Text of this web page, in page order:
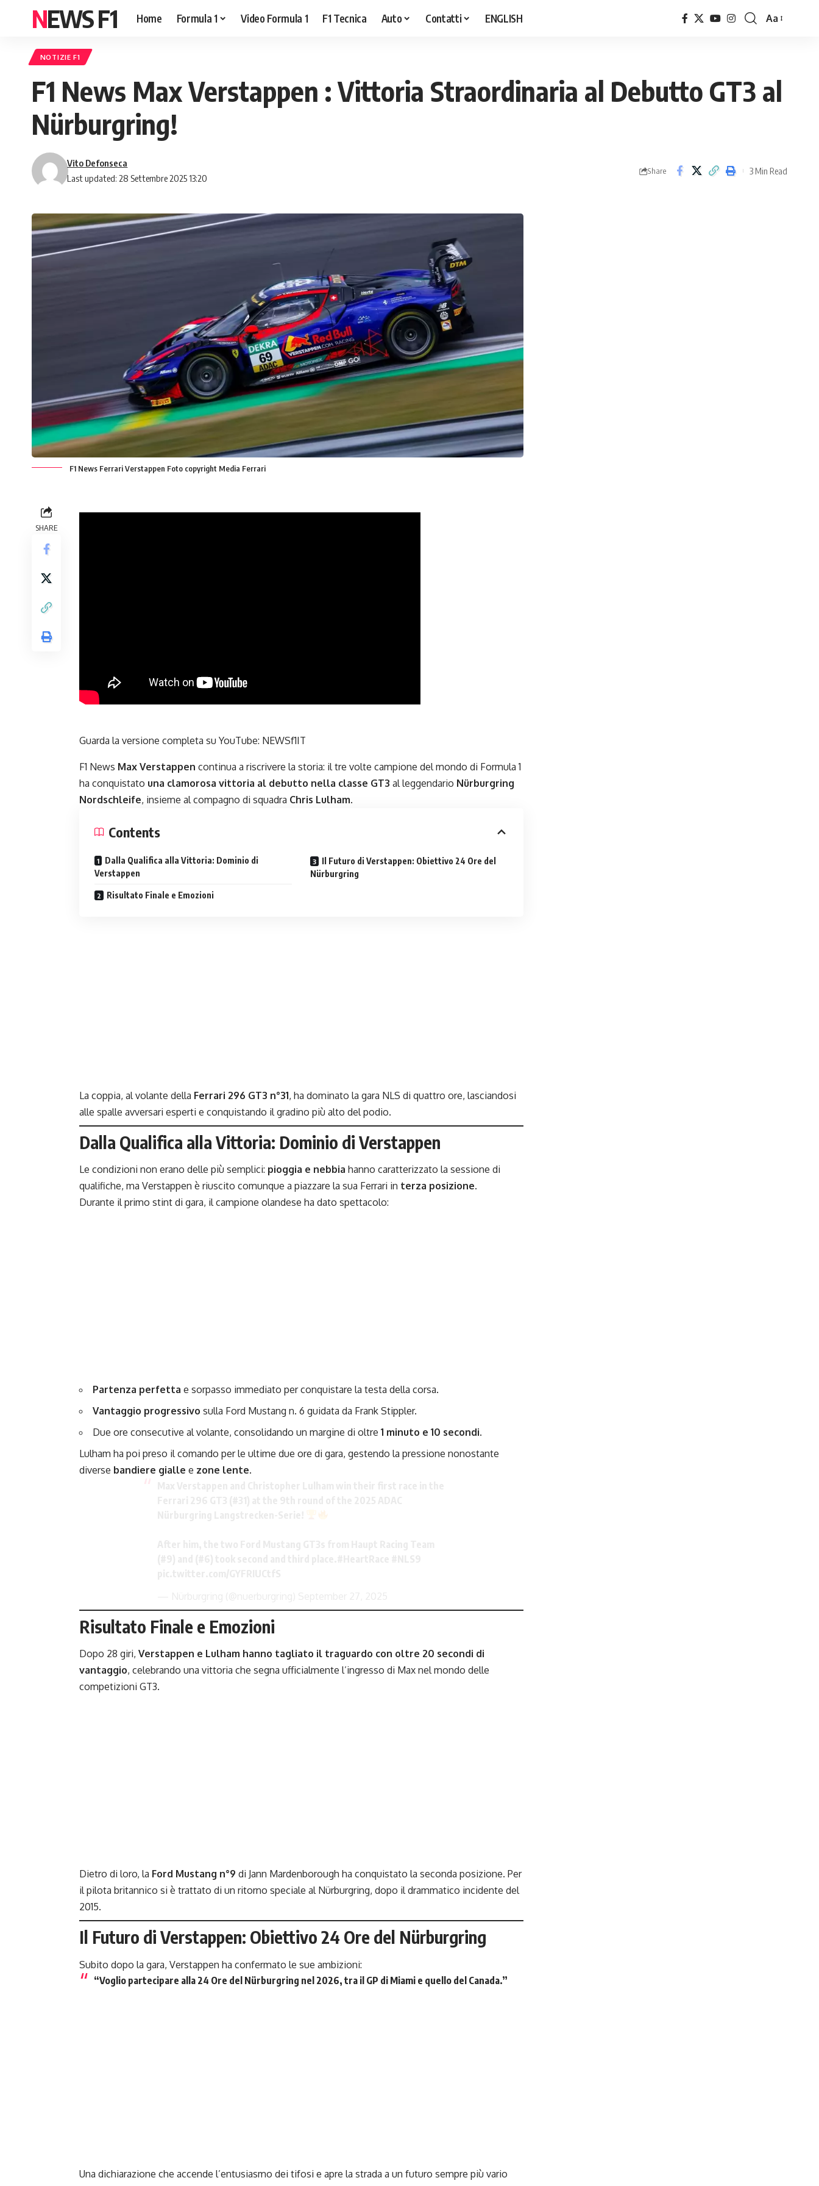
NEWS F1 Home Formula 1 Video Formula 1 F1 Tecnica Auto Contatti ENGLISH
Font
Aa
NOTIZIE F1
F1 News Max Verstappen : Vittoria Straordinaria al Debutto GT3 al
Nürburgring!
Last updated: 28 Settembre 2025 13:20
Vito Defonseca
Share 3 Min Read
F1 News Ferrari Verstappen Foto copyright Media Ferrari
SHARE
Guarda la versione completa su YouTube: NEWSf1IT
F1 News Max Verstappen continua a riscrivere la storia: il tre volte campione del mondo di Formula 1
ha conquistato una clamorosa vittoria al debutto nella classe GT3 al leggendario Nürburgring
Nordschleife, insieme al compagno di squadra Chris Lulham.
Contents
Dalla Qualifica alla Vittoria: Dominio di
Verstappen
Risultato Finale e Emozioni
Il Futuro di Verstappen: Obiettivo 24 Ore del
Nürburgring
La coppia, al volante della Ferrari 296 GT3 n°31, ha dominato la gara NLS di quattro ore, lasciandosi
alle spalle avversari esperti e conquistando il gradino più alto del podio.
Dalla Qualifica alla Vittoria: Dominio di Verstappen
Le condizioni non erano delle più semplici: pioggia e nebbia hanno caratterizzato la sessione di
qualifiche, ma Verstappen è riuscito comunque a piazzare la sua Ferrari in terza posizione.
Durante il primo stint di gara, il campione olandese ha dato spettacolo:
Partenza perfetta e sorpasso immediato per conquistare la testa della corsa.
Vantaggio progressivo sulla Ford Mustang n. 6 guidata da Frank Stippler.
Due ore consecutive al volante, consolidando un margine di oltre 1 minuto e 10 secondi.
Lulham ha poi preso il comando per le ultime due ore di gara, gestendo la pressione nonostante
diverse bandiere gialle e zone lente.
Risultato Finale e Emozioni
Dopo 28 giri, Verstappen e Lulham hanno tagliato il traguardo con oltre 20 secondi di
vantaggio, celebrando una vittoria che segna ufficialmente l’ingresso di Max nel mondo delle
competizioni GT3.
Dietro di loro, la Ford Mustang n°9 di Jann Mardenborough ha conquistato la seconda posizione. Per
il pilota britannico si è trattato di un ritorno speciale al Nürburgring, dopo il drammatico incidente del
2015.
Il Futuro di Verstappen: Obiettivo 24 Ore del Nürburgring
Subito dopo la gara, Verstappen ha confermato le sue ambizioni:
“Voglio partecipare alla 24 Ore del Nürburgring nel 2026, tra il GP di Miami e quello del Canada.”
Una dichiarazione che accende l’entusiasmo dei tifosi e apre la strada a un futuro sempre più vario